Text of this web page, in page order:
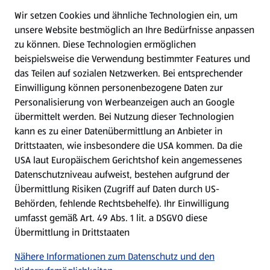
WhatsApp
Gewinnspiele
Mein HOFER. Meine Einkäufe.
Meine Meinung. Mein HOFER.
Gutscheingroßbestellung
(öffnet in einem neuen Tab)
Folge uns hier:
Jetzt die HOFER App downloaden
Wir setzen Cookies und ähnliche Technologien ein, um
unsere Website bestmöglich an Ihre Bedürfnisse anpassen
zu können. Diese Technologien ermöglichen
beispielsweise die Verwendung bestimmter Features und
das Teilen auf sozialen Netzwerken. Bei entsprechender
Einwilligung können personenbezogene Daten zur
Personalisierung von Werbeanzeigen auch an Google
übermittelt werden. Bei Nutzung dieser Technologien
kann es zu einer Datenübermittlung an Anbieter in
Drittstaaten, wie insbesondere die USA kommen. Da die
USA laut Europäischem Gerichtshof kein angemessenes
Datenschutzniveau aufweist, bestehen aufgrund der
Übermittlung Risiken (Zugriff auf Daten durch US-
Behörden, fehlende Rechtsbehelfe). Ihr Einwilligung
umfasst gemäß Art. 49 Abs. 1 lit. a DSGVO diese
Übermittlung in Drittstaaten
Nähere Informationen zum Datenschutz und den